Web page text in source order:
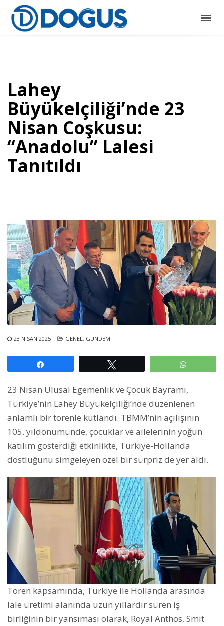
Lahey
Büyükelçiliği’nde 23
Nisan Coşkusu:
“Anadolu” Lalesi
Tanıtıldı
23 NISAN 2025 GENEL, GÜNDEM
23 Nisan Ulusal Egemenlik ve Çocuk Bayramı,
Türkiye’nin Lahey Büyükelçiliği’nde düzenlenen
anlamlı bir törenle kutlandı. TBMM’nin açılışının
105. yıldönümünde, çocuklar ve ailelerinin yoğun
katılım gösterdiği etkinlikte, Türkiye-Hollanda
dostluğunu simgeleyen özel bir sürpriz de yer aldı.
Tören kapsamında, Türkiye ile Hollanda arasında
lale üretimi alanında uzun yıllardır süren iş
birliğinin bir yansıması olarak, Royal Anthos, Smit